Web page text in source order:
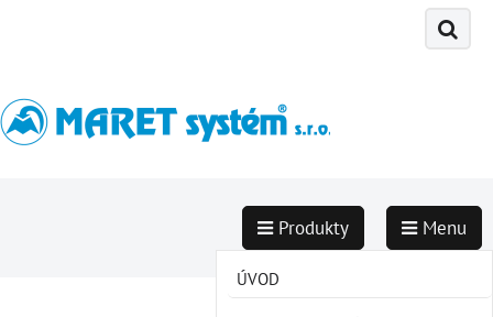
Produkty
TEPLOTA
Menu
ÚVOD